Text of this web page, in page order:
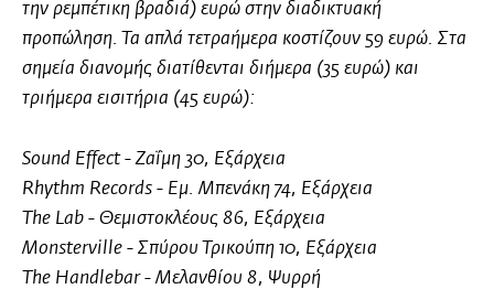
την ρεμπέτικη βραδιά) ευρώ στην διαδικτυακή
προπώληση. Τα απλά τετραήμερα κοστίζουν 59 ευρώ. Στα
σημεία διανομής διατίθενται διήμερα (35 ευρώ) και
τριήμερα εισιτήρια (45 ευρώ):
Sound Effect - Ζαΐμη 30, Εξάρχεια
Rhythm Records - Εμ. Μπενάκη 74, Εξάρχεια
The Lab - Θεμιστοκλέους 86, Εξάρχεια
Monsterville - Σπύρου Τρικούπη 10, Εξάρχεια
The Handlebar - Μελανθίου 8, Ψυρρή